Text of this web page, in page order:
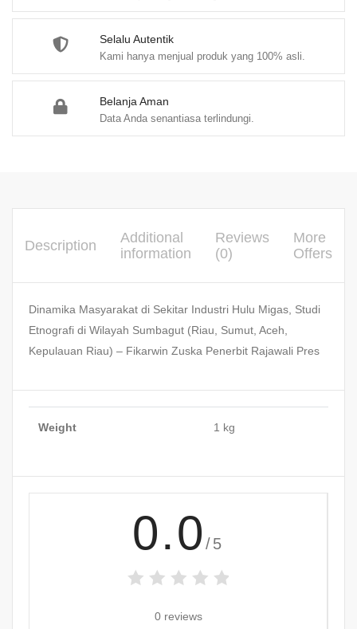
Selalu Autentik
Kami hanya menjual produk yang 100% asli.
Belanja Aman
Data Anda senantiasa terlindungi.
Description
Additional
information
Reviews
(0)
More
Offers
Dinamika Masyarakat di Sekitar Industri Hulu Migas, Studi
Etnografi di Wilayah Sumbagut (Riau, Sumut, Aceh,
Kepulauan Riau) – Fikarwin Zuska Penerbit Rajawali Pres
Weight 1 kg
0.0 /5
0 reviews